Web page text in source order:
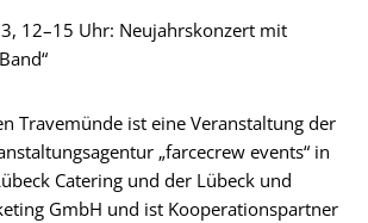
12–15 Uhr: Neujahrskonzert mit
Travemünde ist eine Veranstaltung der
„farcecrew events“ in
Catering und der Lübeck und
GmbH und ist Kooperationspartner